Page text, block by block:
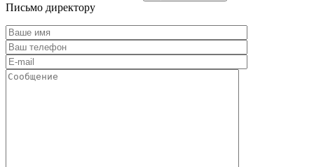
Письмо директору